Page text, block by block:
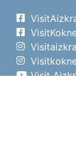
Visit